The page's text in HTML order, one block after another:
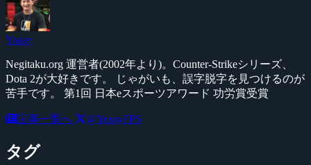
Yossy
Negitaku.org 運営者(2002年より)。Counter-Strikeシリーズ、
Dota 2が大好きです。 じゃがいも、誤字脱字を見つけるのが
苦手です。 第1回 日本eスポーツアワード 功労賞受賞
記事一覧へ @YossyFPS
タグ